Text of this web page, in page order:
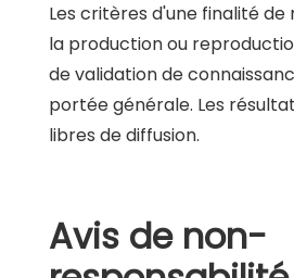
Les critères d'une finalité
la production ou
de validation de
portée générale. Les
libres de diffusion.
Avis de non-